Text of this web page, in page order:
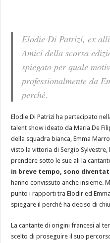
Elodie Di Patrizi, ex
Amici della scorsa
spiegato per quale
professionalmente da
perchè.
Elodie Di Patrizi ha partecipato
talent show ideato da Maria De
della squadra bianca, Emma
visto la vittoria di Sergio
prendere sotto le sue ali la
in breve tempo, sono
hanno convissuto anche insieme.
punto i rapporti tra Elodir ed
spiegare il perchè ha deciso di
La cantante di origini francesi al
scelto di proseguire il suo